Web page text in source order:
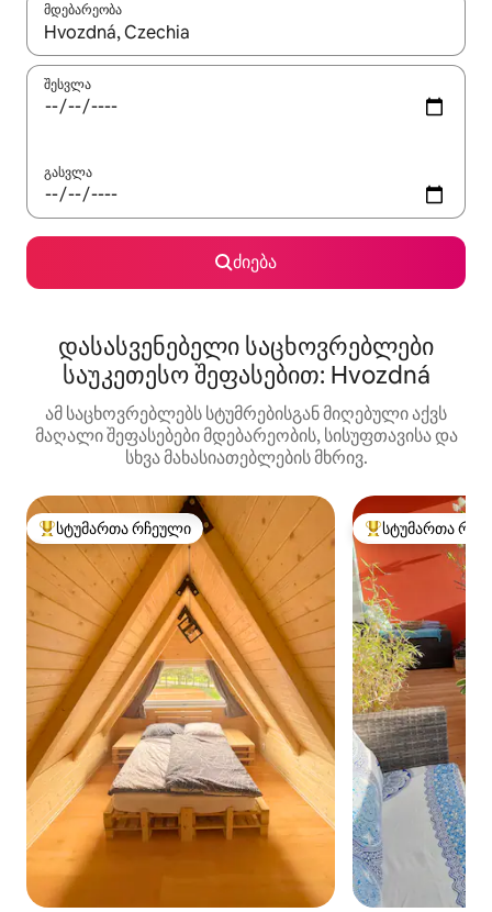
მდებარეობა
როცა შედეგები ხელმისაწვდომი გახდება, ნავიგაციისთვის
შესვლა
გასვლა
ძიება
დასასვენებელი საცხოვრებლები
საუკეთესო შეფასებით: Hvozdná
ამ საცხოვრებლებს სტუმრებისგან მიღებული აქვს
მაღალი შეფასებები მდებარეობის, სისუფთავისა და
სხვა მახასიათებლების მხრივ.
სტუმართა რჩეული მოწინავე ვარიანტი
სტუმართა რჩეული სტუმართა
სტუმართა